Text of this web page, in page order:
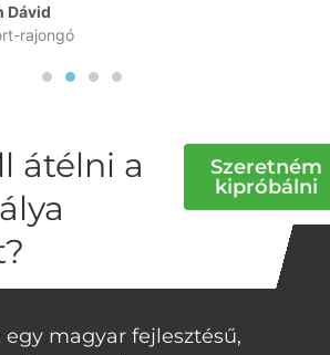
Dávid
rajongó
átélni a
Szeretném
kipróbálni
magyar fejlesztésű,